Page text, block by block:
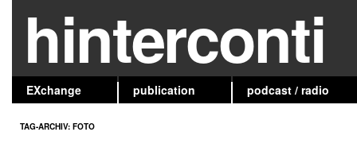
hinterconti
EXchange publication podcast / radio
TAG-ARCHIV: FOTO